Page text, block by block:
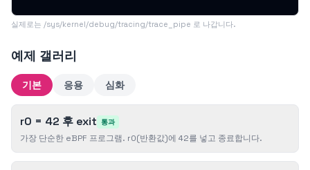
실제로는 /sys/kernel/debug/tracing/trace_pipe 로 나갑니다.
예제 갤러리
기본 응용 심화
r0 = 42 후 exit 통과
가장 단순한 eBPF 프로그램. r0(반환값)에 42를 넣고 종료합니다.